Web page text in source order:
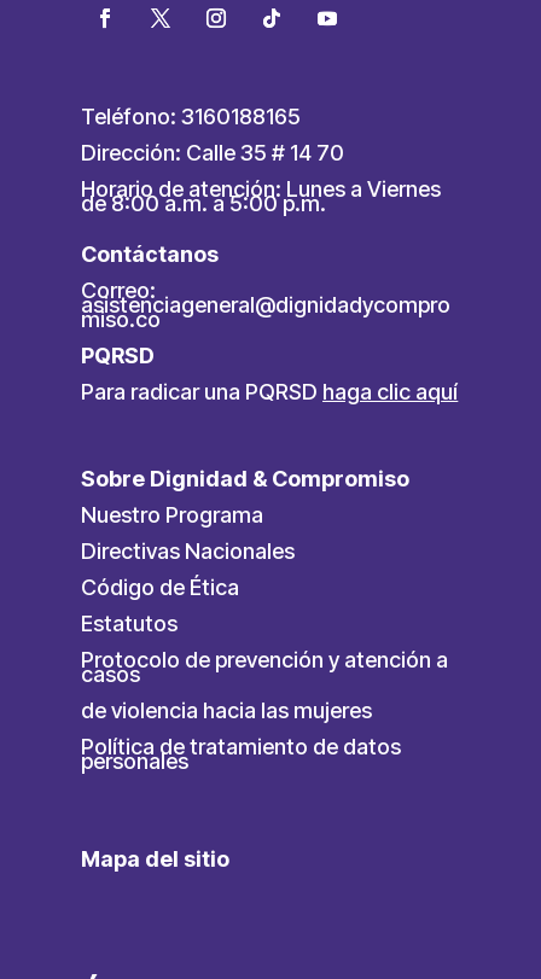
Teléfono: 3160188165
Dirección: Calle 35 # 14 70
Horario de atención: Lunes a Viernes
de 8:00 a.m. a 5:00 p.m.
Contáctanos
Correo:
asistenciageneral@dignidadycompro
miso.co
PQRSD
Para radicar una PQRSD haga clic aquí
Sobre Dignidad & Compromiso
Nuestro Programa
Directivas Nacionales
Código de Ética
Estatutos
Protocolo de prevención y atención a
casos
de violencia hacia las mujeres
Política de tratamiento de datos
personales
Mapa del sitio